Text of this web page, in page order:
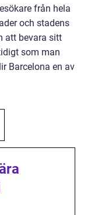
från hela
och stadens
att bevara sitt
som man
Barcelona en av